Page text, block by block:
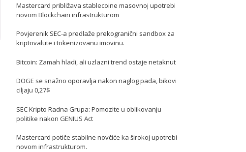
Mastercard približava stablecoine masovnoj upotrebi
novom Blockchain infrastrukturom
Povjerenik SEC-a predlaže prekogranični sandbox za
kriptovalute i tokenizovanu imovinu.
Bitcoin: Zamah hladi, ali uzlazni trend ostaje netaknut
DOGE se snažno oporavlja nakon naglog pada, bikovi
ciljaju 0,27$
SEC Kripto Radna Grupa: Pomozite u oblikovanju
politike nakon GENIUS Act
Mastercard potiče stabilne novčiće ka širokoj upotrebi
novom infrastrukturom.